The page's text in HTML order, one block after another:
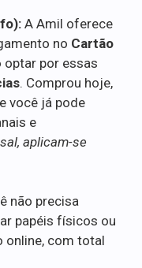
A Amil oferece
no Cartão
optar por essas
. Comprou hoje,
você já pode
e
aplicam-se
não precisa
papéis físicos ou
online, com total